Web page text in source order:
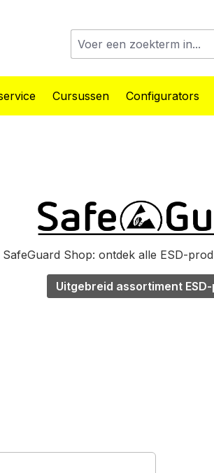
Cursussen Configurators
SafeGuard Shop: ontdek alle ESD-
Uitgebreid assortiment